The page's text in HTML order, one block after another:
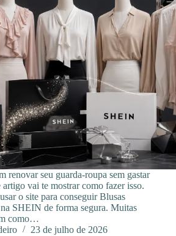
renovar seu guarda-roupa sem gastar
artigo vai te mostrar como fazer isso.
o site para conseguir Blusas
SHEIN de forma segura. Muitas
como…
23 de julho de 2026